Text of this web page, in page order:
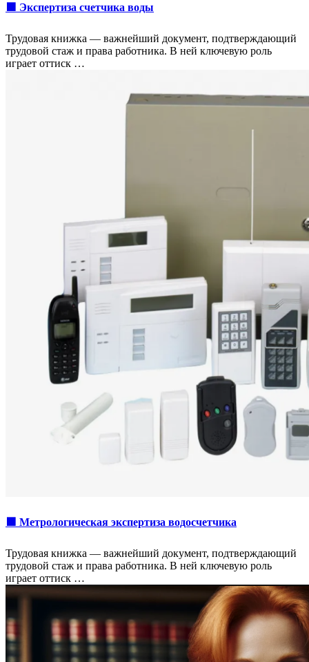
🟩 Экспертиза счетчика воды
Трудовая книжка — важнейший документ, подтверждающий
трудовой стаж и права работника. В ней ключевую роль
играет оттиск …
🟩 Метрологическая экспертиза водосчетчика
Трудовая книжка — важнейший документ, подтверждающий
трудовой стаж и права работника. В ней ключевую роль
играет оттиск …